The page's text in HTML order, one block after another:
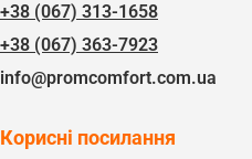
+38 (067) 313-1658
+38 (067) 363-7923
info@promcomfort.com.ua
Корисні посилання